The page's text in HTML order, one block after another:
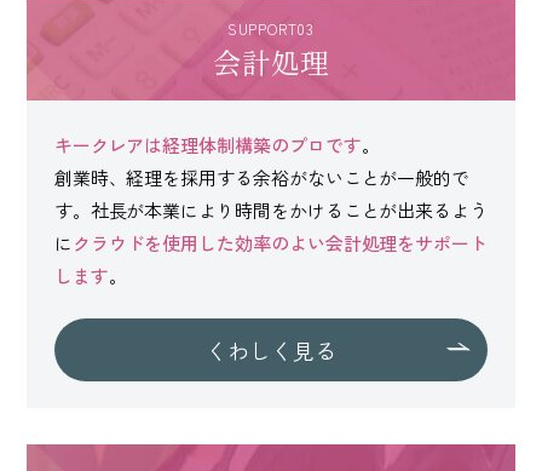
SUPPORT03
会計処理
キークレアは経理体制構築のプロです。
創業時、経理を採用する余裕がないことが一般的で
す。社長が本業により時間をかけることが出来るよう
にクラウドを使用した効率のよい会計処理をサポート
します。
くわしく見る